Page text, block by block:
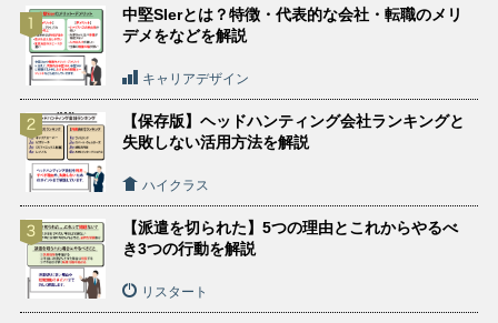
中堅SIerとは？特徴・代表的な会社・転職のメリ
デメをなどを解説
キャリアデザイン
【保存版】ヘッドハンティング会社ランキングと
失敗しない活用方法を解説
ハイクラス
【派遣を切られた】5つの理由とこれからやるべ
き3つの行動を解説
リスタート